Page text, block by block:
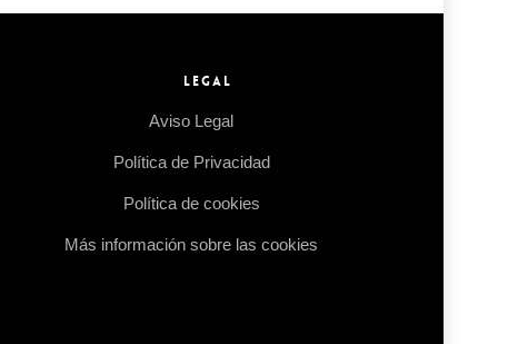
LEGAL
Aviso Legal
Política de Privacidad
Política de cookies
Más información sobre las cookies